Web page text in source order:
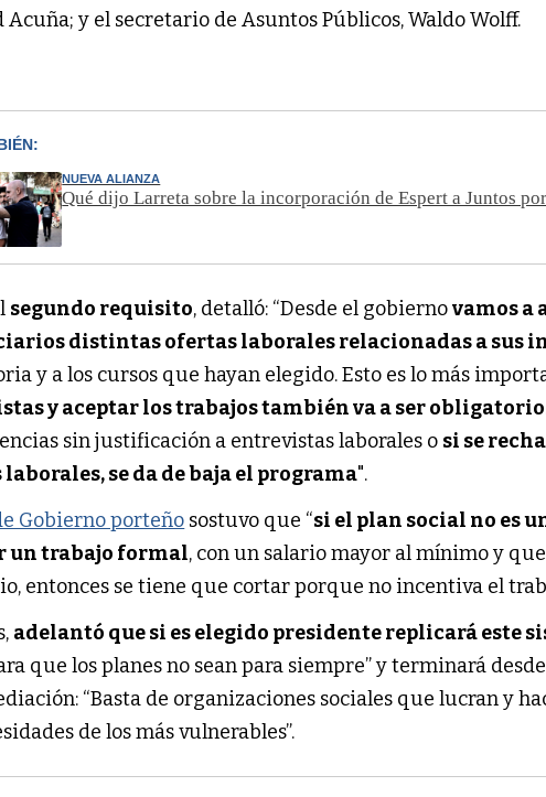
Acuña; y el secretario de Asuntos Públicos, Waldo Wolff.
NUEVA ALIANZA
Qué dijo Larreta sobre la incorporación de Espert a Juntos
segundo requisito, detalló: “Desde el gobiernovamos a
distintas ofertas laborales relacionadas a sus
y a los cursos que hayan elegido. Esto es lo más
y aceptar los trabajos también va a ser obligatorio
sin justificación a entrevistas laborales o si se
se da de baja el programa".
Gobierno porteño sostuvo que “si el plan social no es
un trabajo formal, con un salario mayor al mínimo y
entonces se tiene que cortar porque no incentiva el
adelantó que si es elegido presidente replicará este
que los planes no sean para siempre” y terminará
“Basta de organizaciones sociales que lucran y
de los más vulnerables”.